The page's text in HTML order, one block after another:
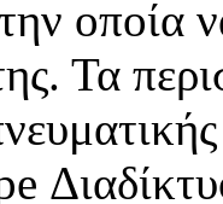
οποία
Τα